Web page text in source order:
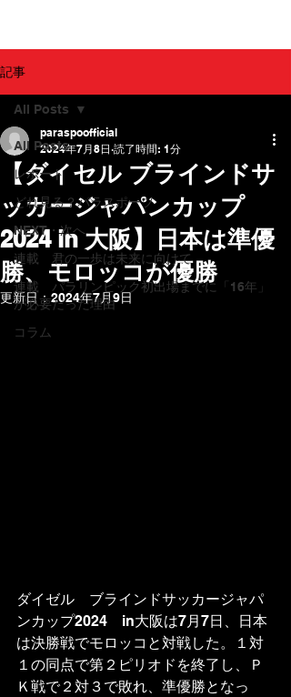
記事
All Posts
レポート
どれ見る？パラスポーツ
NEXT・次へ
連載 君の一歩は未来に向けて
連載 パラリンピック初出場までに「16年」
が必要だった理由
コラム
All Posts
【ダイセル ブラインドサ
ッカージャパンカップ
2024 in 大阪】日本は準優
勝、モロッコが優勝
paraspoofficial
2024年7月8日 読了時間: 1分
更新日：2024年7月9日
ダイゼル　ブラインドサッカージャパ
ンカップ2024　in大阪は7月7日、日本
は決勝戦でモロッコと対戦した。１対
１の同点で第２ピリオドを終了し、Ｐ
Ｋ戦で２対３で敗れ、準優勝となっ